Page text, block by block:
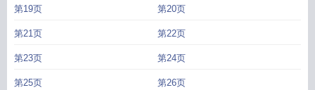
第19页 第20页
第21页 第22页
第23页 第24页
第25页 第26页